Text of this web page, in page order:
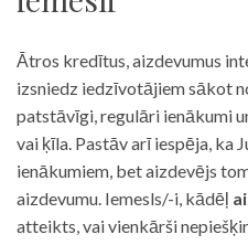
Ātros kredītus, aizdevumus
izsniedz iedzīvotājiem sākot
patstāvīgi, regulāri ienākumi
vai ķīla. Pastāv arī iespēja, ka
ienākumiem, bet aizdevējs
aizdevumu. Iemesls/-i, kādēļ
atteikts, vai vienkārši